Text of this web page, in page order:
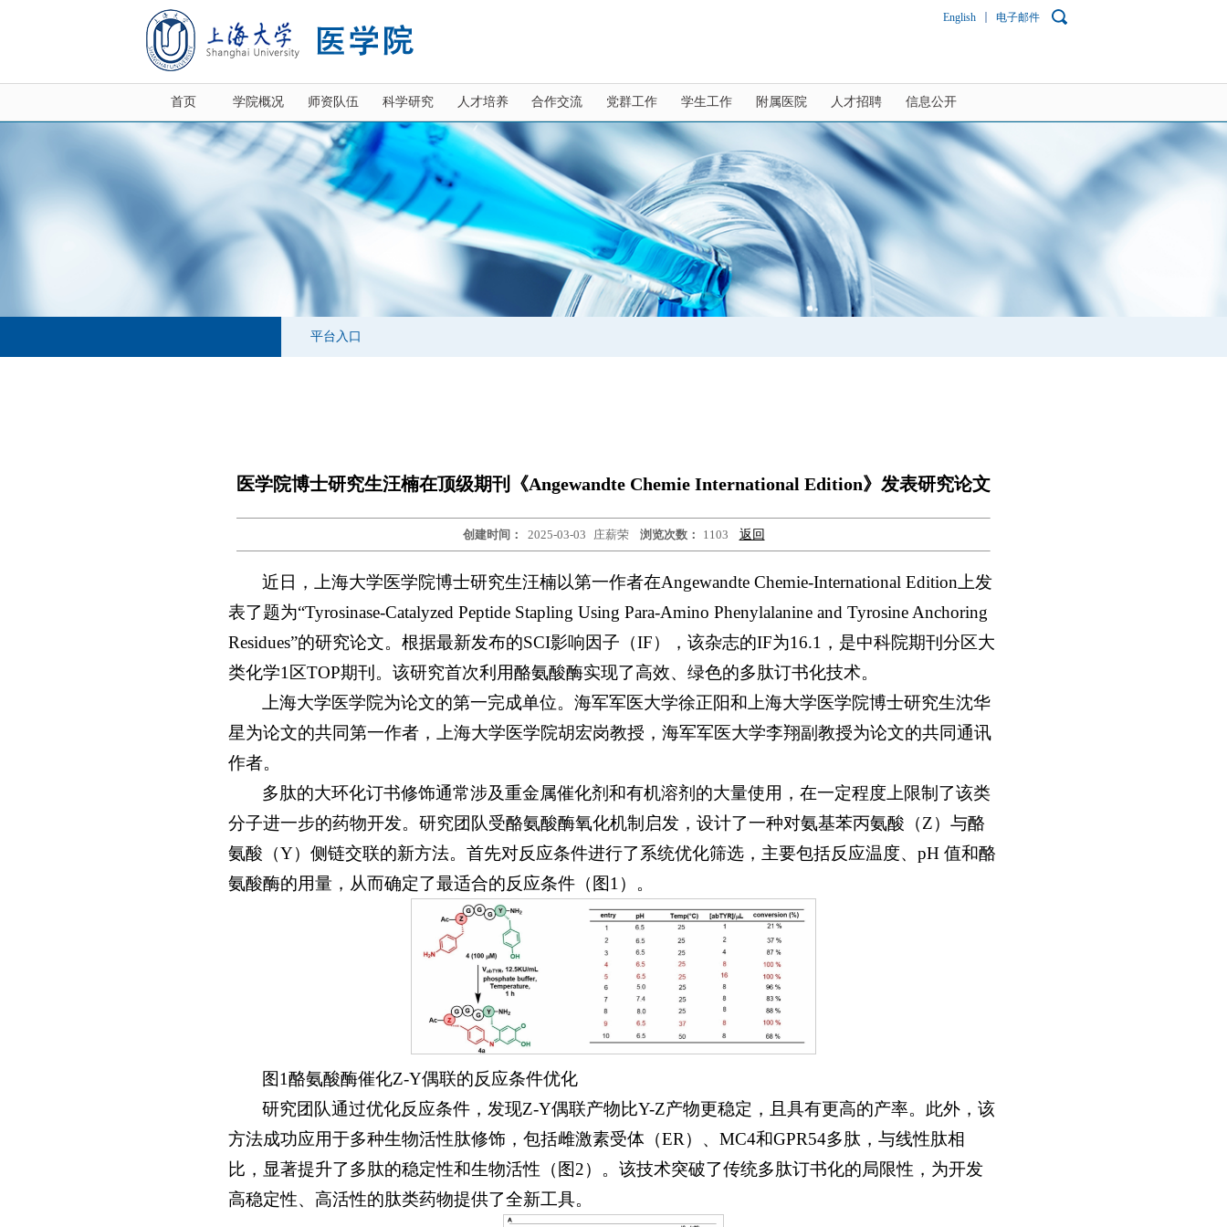
English 电子邮件
首页 学院概况 师资队伍 科学研究 人才培养 合作交流 党群工作 学生工作 附属医院 人才招聘 信息公开
平台入口
医学院博士研究生汪楠在顶级期刊《Angewandte Chemie International Edition》发表研究论文
创建时间： 2025-03-03 庄薪荣 浏览次数： 1103 返回
近日，上海大学医学院博士研究生汪楠以第一作者在Angewandte Chemie-International Edition上发
表了题为“Tyrosinase-Catalyzed Peptide Stapling Using Para-Amino Phenylalanine and Tyrosine Anchoring
Residues”的研究论文。根据最新发布的SCI影响因子（IF），该杂志的IF为16.1，是中科院期刊分区大
类化学1区TOP期刊。该研究首次利用酪氨酸酶实现了高效、绿色的多肽订书化技术。
上海大学医学院为论文的第一完成单位。海军军医大学徐正阳和上海大学医学院博士研究生沈华
星为论文的共同第一作者，上海大学医学院胡宏岗教授，海军军医大学李翔副教授为论文的共同通讯
作者。
多肽的大环化订书修饰通常涉及重金属催化剂和有机溶剂的大量使用，在一定程度上限制了该类
分子进一步的药物开发。研究团队受酪氨酸酶氧化机制启发，设计了一种对氨基苯丙氨酸（Z）与酪
氨酸（Y）侧链交联的新方法。首先对反应条件进行了系统优化筛选，主要包括反应温度、pH 值和酪
氨酸酶的用量，从而确定了最适合的反应条件（图1）。
图1酪氨酸酶催化Z-Y偶联的反应条件优化
研究团队通过优化反应条件，发现Z-Y偶联产物比Y-Z产物更稳定，且具有更高的产率。此外，该
方法成功应用于多种生物活性肽修饰，包括雌激素受体（ER）、MC4和GPR54多肽，与线性肽相
比，显著提升了多肽的稳定性和生物活性（图2）。该技术突破了传统多肽订书化的局限性，为开发
高稳定性、高活性的肽类药物提供了全新工具。